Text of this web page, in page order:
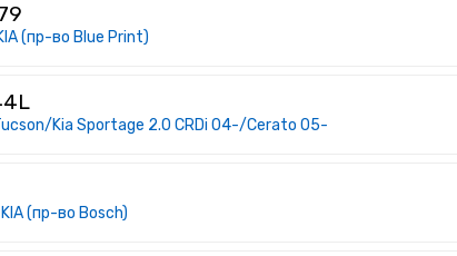
(пр-во Blue Print)
Kia Sportage 2.0 CRDi 04-/Cerato 05-
(пр-во Bosch)